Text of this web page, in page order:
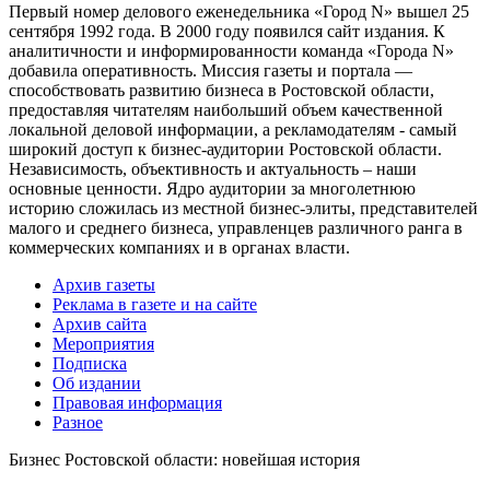
Первый номер делового еженедельника «Город N» вышел 25
сентября 1992 года. В 2000 году появился сайт издания. К
аналитичности и информированности команда «Города N»
добавила оперативность. Миссия газеты и портала —
способствовать развитию бизнеса в Ростовской области,
предоставляя читателям наибольший объем качественной
локальной деловой информации, а рекламодателям - самый
широкий доступ к бизнес-аудитории Ростовской области.
Независимость, объективность и актуальность – наши
основные ценности. Ядро аудитории за многолетнюю
историю сложилась из местной бизнес-элиты, представителей
малого и среднего бизнеса, управленцев различного ранга в
коммерческих компаниях и в органах власти.
Архив газеты
Реклама в газете и на сайте
Архив сайта
Мероприятия
Подписка
Об издании
Правовая информация
Разное
Бизнес Ростовской области: новейшая история